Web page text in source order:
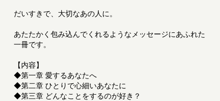
だいすきで、大切なあの人に。
あたたかく包み込んでくれるようなメッセージにあふれた
一冊です。
【内容】
◆第一章 愛するあなたへ
◆第二章 ひとりで心細いあなたに
◆第三章 どんなことをするのが好き？